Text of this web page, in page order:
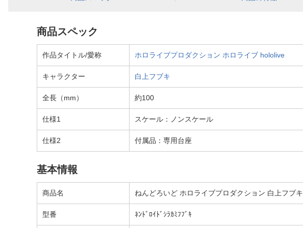
商品スペック
作品タイトル/愛称 ホロライブプロダクション ホロライブ hololive
キャラクター 白上フブキ
全長（mm） 約100
仕様1 スケール：ノンスケール
仕様2 付属品：専用台座
基本情報
商品名 ねんどろいど ホロライブプロダクション 白上フブキ
型番 ﾈﾝﾄﾞﾛｲﾄﾞｼﾗｶﾐﾌﾌﾞｷ